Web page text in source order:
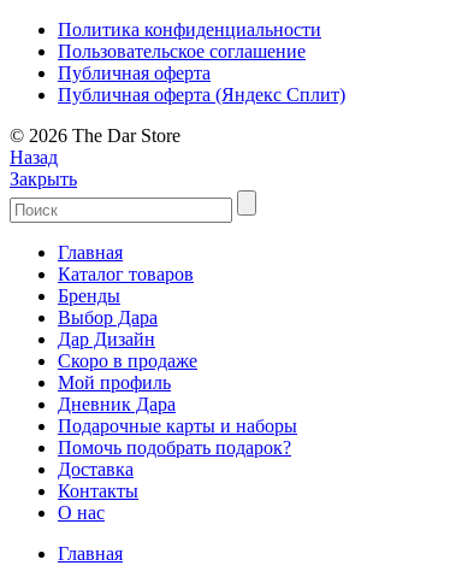
Политика конфиденциальности
Пользовательское соглашение
Публичная оферта
Публичная оферта (Яндекс Сплит)
© 2026 The Dar Store
Назад
Закрыть
Главная
Каталог товаров
Бренды
Выбор Дара
Дар Дизайн
Скоро в продаже
Мой профиль
Дневник Дара
Подарочные карты и наборы
Помочь подобрать подарок?
Доставка
Контакты
О нас
Главная